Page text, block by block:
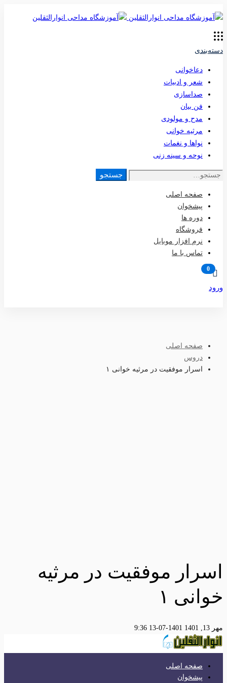
دسته‌بندی
دعاخوانی
شعر و ادبیات
صداسازی
فن بیان
مدح و مولودی
مرثیه خوانی
نواها و نغمات
نوحه و سینه زنی
جستجو
صفحه اصلی
پیشخوان
دوره ها
فروشگاه
نرم افزار موبایل
تماس با ما
ورود
صفحه اصلی
دروس
اسرار موفقیت در مرثیه خوانی ١
اسرار موفقیت در مرثیه
خوانی ١
مهر 13, 1401 1401-07-13 9:36
صفحه اصلی
پیشخوان